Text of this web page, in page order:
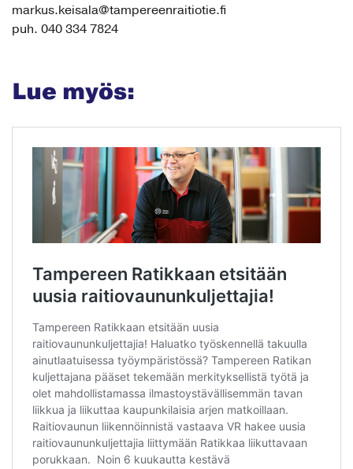
markus.keisala@tampereenraitiotie.fi
puh. 040 334 7824
Lue myös: